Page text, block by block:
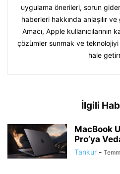
uygulama önerileri, sorun
haberleri hakkında anlaşılır
Amacı, Apple kullanıcılarının
çözümler sunmak ve
hale
İlgili
MacBook
Pro’ya
Tankur -